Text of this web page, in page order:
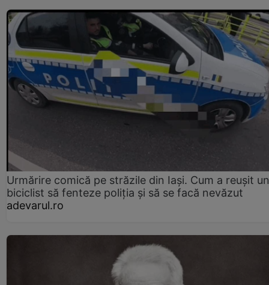
Urmărire comică pe străzile din Iași. Cum a reușit un
biciclist să fenteze poliția și să se facă nevăzut
adevarul.ro